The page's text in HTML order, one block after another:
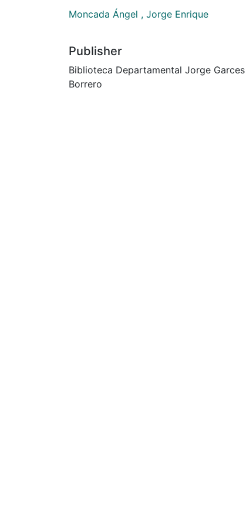
Moncada Ángel , Jorge Enrique
Publisher
Biblioteca Departamental Jorge Garces
Borrero